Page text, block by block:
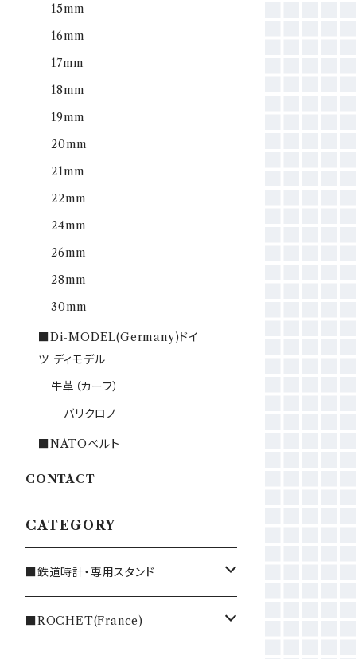
15mm
16mm
17mm
18mm
19mm
20mm
21mm
22mm
24mm
26mm
28mm
30mm
■Di-MODEL(Germany)ドイ
ツ ディモデル
牛革（カーフ）
バリクロノ
■NATOベルト
CONTACT
CATEGORY
■鉄道時計・専用スタンド
懐中時計（Pocket watch）
■ROCHET(France)